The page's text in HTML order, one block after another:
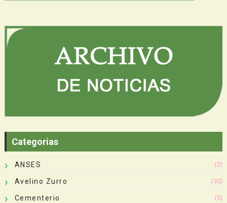
Categorias
ANSES (2)
Avelino Zurro (32)
Cementerio (5)